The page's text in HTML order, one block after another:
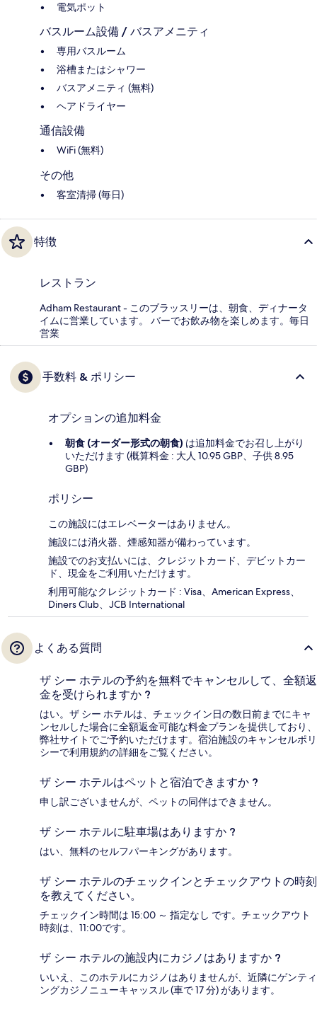
電気ポット
バスルーム設備 / バスアメニティ
専用バスルーム
浴槽またはシャワー
バスアメニティ (無料)
ヘアドライヤー
通信設備
WiFi (無料)
その他
客室清掃 (毎日)
特徴
レストラン
Adham Restaurant - このブラッスリーは、朝食、ディナータ
イムに営業しています。 バーでお飲み物を楽しめます。毎日
営業
手数料 & ポリシー
オプションの追加料金
朝食 (オーダー形式の朝食) は追加料金でお召し上がり
いただけます (概算料金 : 大人 10.95 GBP、子供 8.95
GBP)
ポリシー
この施設にはエレベーターはありません。
施設には消火器、煙感知器が備わっています。
施設でのお支払いには、クレジットカード、デビットカー
ド、現金をご利用いただけます。
利用可能なクレジットカード : Visa、American Express、
Diners Club、JCB International
よくある質問
ザ シー ホテルの予約を無料でキャンセルして、全額返
金を受けられますか ?
はい。ザ シー ホテルは、チェックイン日の数日前までにキャ
ンセルした場合に全額返金可能な料金プランを提供しており、
弊社サイトでご予約いただけます。宿泊施設のキャンセルポリ
シーで利用規約の詳細をご覧ください。
ザ シー ホテルはペットと宿泊できますか ?
申し訳ございませんが、ペットの同伴はできません。
ザ シー ホテルに駐車場はありますか ?
はい、無料のセルフパーキングがあります。
ザ シー ホテルのチェックインとチェックアウトの時刻
を教えてください。
チェックイン時間は 15:00 ～ 指定なし です。チェックアウト
時刻は、11:00です。
ザ シー ホテルの施設内にカジノはありますか ?
いいえ、このホテルにカジノはありませんが、近隣にゲンティ
ングカジノニューキャッスル (車で 17 分) があります。